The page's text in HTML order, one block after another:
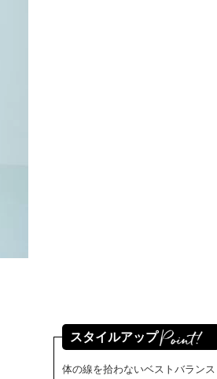
スタイルアップ
体の線を拾わないベストバランス